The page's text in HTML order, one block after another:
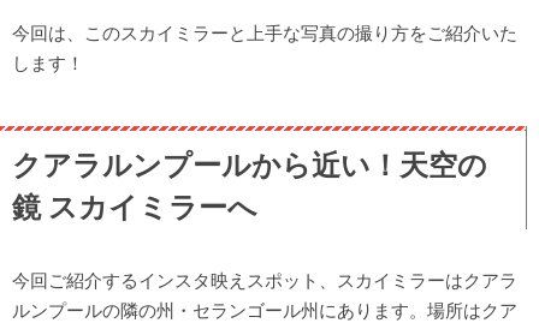
今回は、このスカイミラーと上手な写真の撮り方をご紹介いた
します！
クアラルンプールから近い！天空の
鏡 スカイミラーへ
今回ご紹介するインスタ映えスポット、スカイミラーはクアラ
ルンプールの隣の州・セランゴール州にあります。場所はクア